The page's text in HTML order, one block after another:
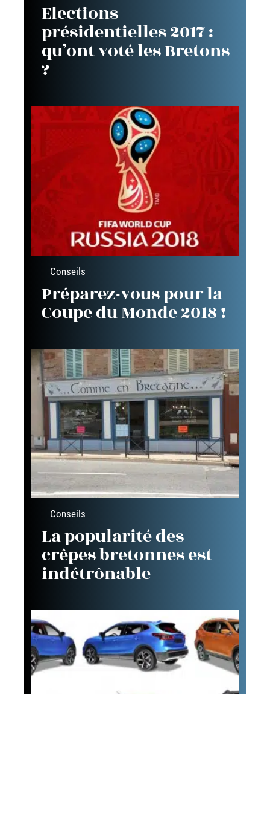
Elections
présidentielles 2017 :
qu’ont voté les Bretons
?
Conseils
Préparez-vous pour la
Coupe du Monde 2018 !
Conseils
La popularité des
crêpes bretonnes est
indétrônable